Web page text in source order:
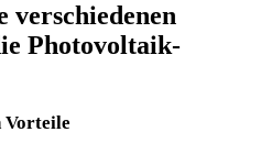
verschiedenen
Photovoltaik-
Vorteile